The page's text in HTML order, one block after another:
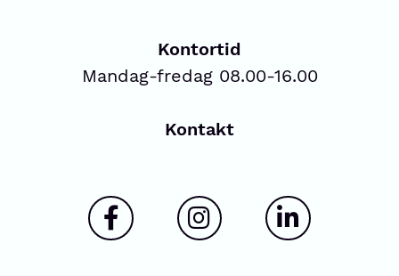
Kontortid
Mandag-fredag 08.00-16.00
Kontakt